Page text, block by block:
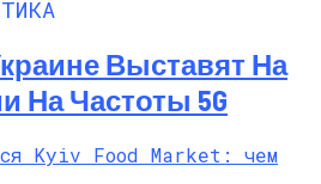
Выставят На
На Частоты 5G